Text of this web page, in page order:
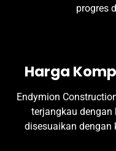
progres
Harga
Endymion
terjangkau
disesuaikan dengan